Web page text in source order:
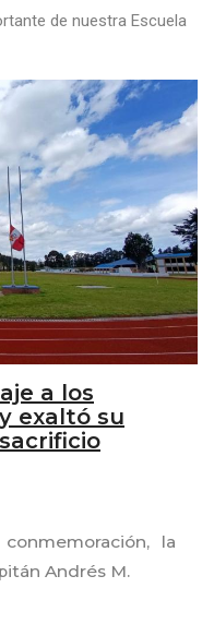
de nuestra Escuela
a los
exaltó su
la
Andrés M.